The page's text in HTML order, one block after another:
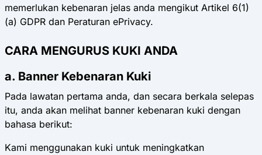
memerlukan kebenaran jelas anda mengikut Artikel 6(1)
(a) GDPR dan Peraturan ePrivacy.
CARA MENGURUS KUKI ANDA
a. Banner Kebenaran Kuki
Pada lawatan pertama anda, dan secara berkala selepas
itu, anda akan melihat banner kebenaran kuki dengan
bahasa berikut:
Kami menggunakan kuki untuk meningkatkan